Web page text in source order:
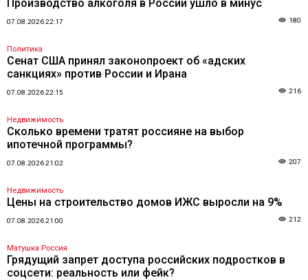
Производство алкоголя в России ушло в минус
07.08.2026 22:17 180
Политика
Сенат США принял законопроект об «адских
санкциях» против России и Ирана
07.08.2026 22:15 216
Недвижимость
Сколько времени тратят россияне на выбор
ипотечной программы?
07.08.2026 21:02 207
Недвижимость
Цены на строительство домов ИЖС выросли на 9%
07.08.2026 21:00 212
Матушка Россия
Грядущий запрет доступа российских подростков в
соцсети: реальность или фейк?